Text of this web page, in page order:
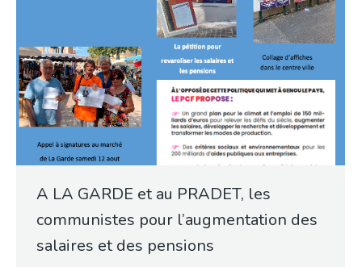
A LA GARDE et au PRADET, les
communistes pour l’augmentation des
salaires et des pensions